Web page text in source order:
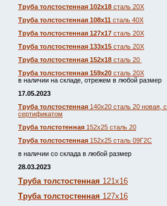
Труба толстостенная 102х18 сталь 20Х
Труба толстостенная 108х11 сталь 40Х
Труба толстостенная 127х17 сталь 20Х
Труба толстостенная 133х15 сталь 20Х
Труба толстостенная 152х18 сталь 20
Труба толстостенная 159х20 сталь 20Х
в наличии на складе, отрежем в любой размер
17.05.2023
Труба толстостенная 140х20 сталь 20 новая, с
сертификатом
Труба толстотенная 152х25 сталь 20
Труба толстостенная 152х25 сталь 09Г2С
в наличии со склада в любой размер
28.03.2023
Труба толстостенная 121х16
Труба толстостенная 127х16